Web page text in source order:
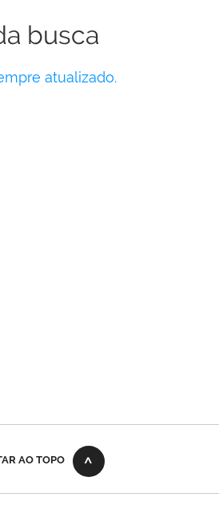
busca
atualizado.
AO TOPO